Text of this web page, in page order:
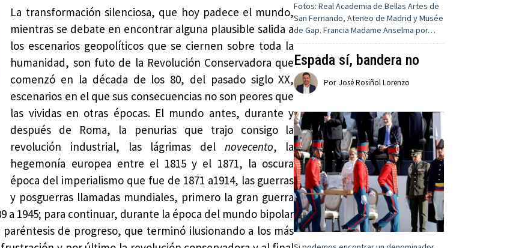
La transformación silenciosa, que hoy padece el mundo,
mientras se debate en encontrar alguna plausible salida a
los escenarios geopolíticos que se ciernen sobre toda la
humanidad, son futo de la Revolución Conservadora que
comenzó en la década de los 80, del pasado siglo XX,
escenarios en el que sus consecuencias no son peores que
las vividas en otras épocas. El mundo antes, durante y
después de Roma, la penurias que trajo consigo la
revolución industrial, las lágrimas del novecento, la
hegemonía europea entre el 1815 y el 1871, la oscura
época del imperialismo que fue de 1871 a1914, las guerras
y posguerras llamadas mundiales, primero la gran guerra
a 1945; para continuar, durante la época del mundo bipolar
de progreso, que terminó ilusionando a los más
Fotos: Real Academia de Bellas Artes de
San Fernando, Ateneo de Madrid y Musée
de Gap. Francia Madame Anselma por…
Espada sí, bandera no
Por José Rosiñol Lorenzo